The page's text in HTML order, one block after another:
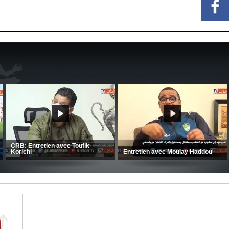
(Coupe
CRB 0
CSC: La préparation des hommes
d’Amrani se poursuit en Tunisie
Saïd évoque le large
Mouloudia face au FC